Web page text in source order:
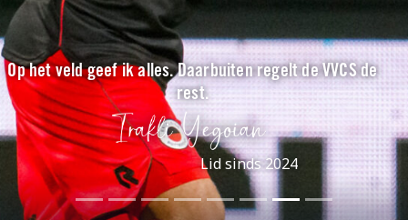
Op het veld geef ik alles. Daarbuiten regelt de VVCS de
rest.
Lid sinds 2024